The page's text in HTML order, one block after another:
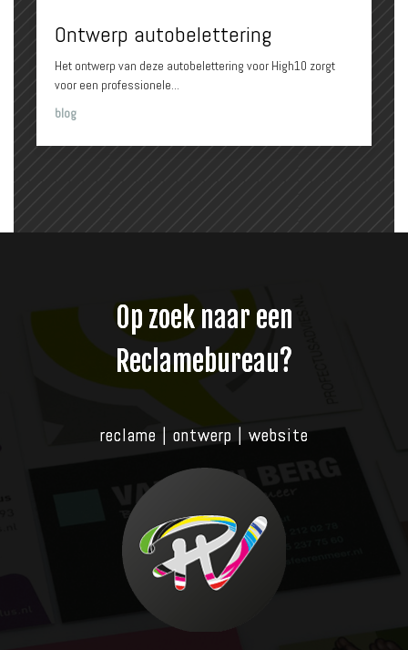
Ontwerp autobelettering
Het ontwerp van deze autobelettering voor High10 zorgt
voor een professionele...
blog
Op zoek naar een
Reclamebureau?
reclame | ontwerp | website